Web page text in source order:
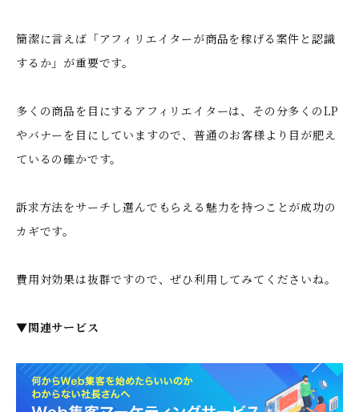
簡潔に言えば「アフィリエイターが商品を稼げる案件と認識
するか」が重要です。
多くの商品を目にするアフィリエイターは、その分多くのLP
やバナーを目にしていますので、普通のお客様より目が肥え
ているの確かです。
訴求方法をサーチし選んでもらえる魅力を持つことが成功の
カギです。
費用対効果は抜群ですので、ぜひ利用してみてくださいね。
▼関連サービス